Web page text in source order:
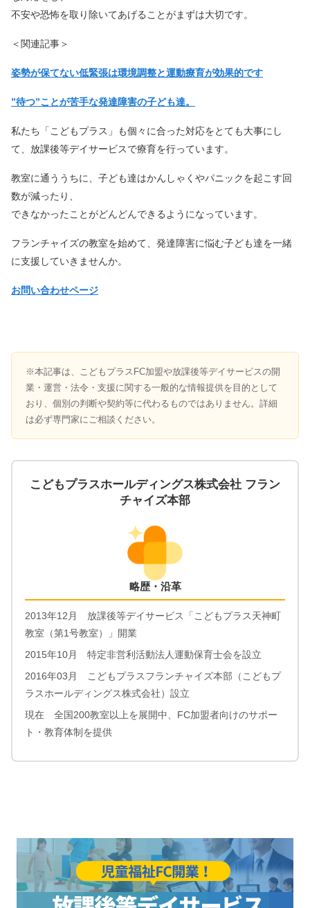
不安や恐怖を取り除いてあげることがまずは大切です。
＜関連記事＞
姿勢が保てない低緊張は環境調整と運動療育が効果的です
”待つ”ことが苦手な発達障害の子ども達。
私たち「こどもプラス」も個々に合った対応をとても大事にし
て、放課後等デイサービスで療育を行っています。
教室に通ううちに、子ども達はかんしゃくやパニックを起こす回
数が減ったり、
できなかったことがどんどんできるようになっています。
フランチャイズの教室を始めて、発達障害に悩む子ども達を一緒
に支援していきませんか。
お問い合わせページ
※本記事は、こどもプラスFC加盟や放課後等デイサービスの開
業・運営・法令・支援に関する一般的な情報提供を目的として
おり、個別の判断や契約等に代わるものではありません。詳細
は必ず専門家にご相談ください。
こどもプラスホールディングス株式会社 フラン
チャイズ本部
略歴・沿革
2013年12月 放課後等デイサービス「こどもプラス天神町
教室（第1号教室）」開業
2015年10月 特定非営利活動法人運動保育士会を設立
2016年03月 こどもプラスフランチャイズ本部（こどもプ
ラスホールディングス株式会社）設立
現在 全国200教室以上を展開中、FC加盟者向けのサポー
ト・教育体制を提供